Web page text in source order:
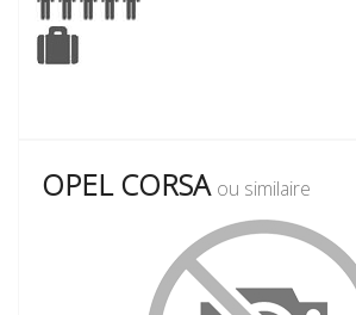
OPEL CORSA ou similaire